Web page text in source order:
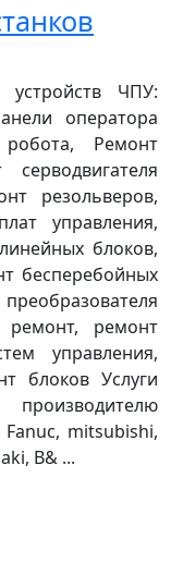
устройств ЧПУ:
оператора
Ремонт
резольверов,
управления,
блоков,
бесперебойных
ремонт
управления,
блоков Услуги
mitsubishi,
B& ...